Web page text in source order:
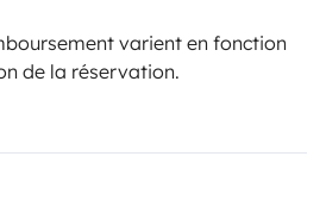
varient en fonction
de la réservation.